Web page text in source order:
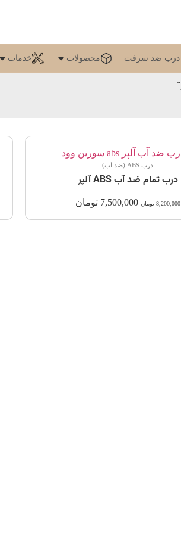
درب ضد سرقت محصولات خدمات
درب ABS (ضد آب)
درب تمام ضد آب ABS آلپر
8,200,000 تومان 7,500,000 تومان